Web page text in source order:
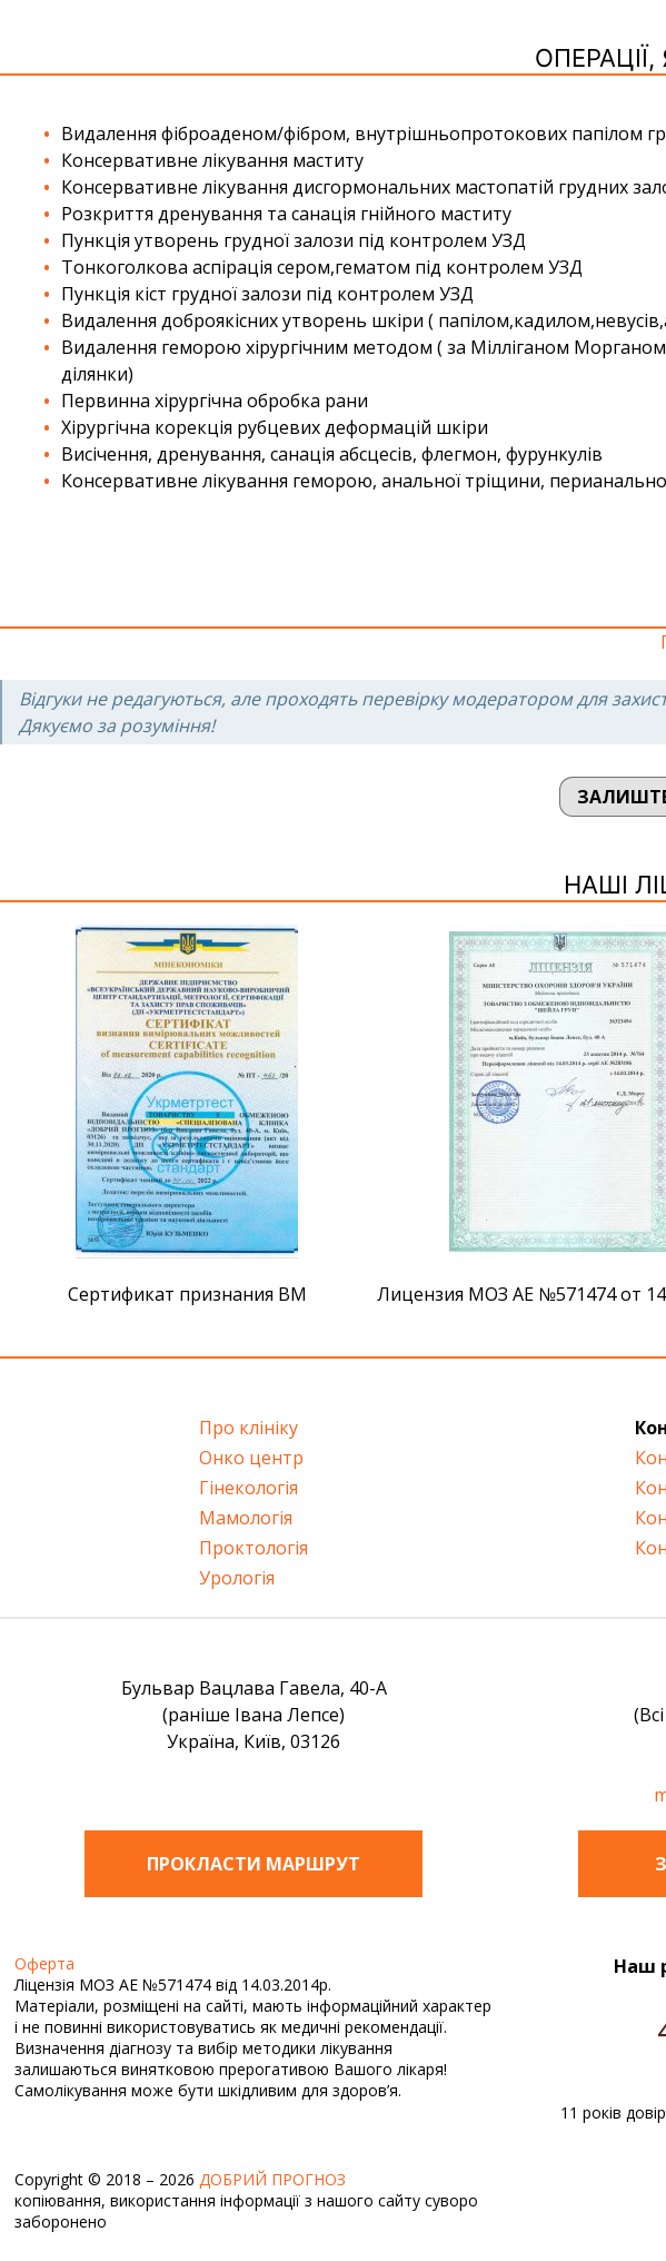
Видалення фіброаденом/фібром, внутрішньопротокових папілом
Консервативне лікування маститу
Консервативне лікування дисгормональних мастопатій грудних
Розкриття дренування та санація гнійного маститу
Пункція утворень грудної залози під контролем УЗД
Тонкоголкова аспірація сером,гематом під контролем УЗД
Пункція кіст грудної залози під контролем УЗД
Видалення доброякісних утворень шкіри (
Видалення геморою хірургічним методом ( за Мілліганом
ділянки)
Первинна хірургічна обробка рани
Хірургічна корекція рубцевих деформацій шкіри
Висічення, дренування, санація абсцесів, флегмон, фурункулів
Консервативне лікування геморою, анальної тріщини,
Відгуки не редагуються, але проходять перевірку модератором для
Дякуємо за розуміння!
НАШІ
Сертификат признания ВМ Лицензия МОЗ АЕ №571474 от
Про клініку
Онко центр
Гінекологія
Мамологія
Проктологія
Урологія
Бульвар Вацлава Гавела, 40-А
(раніше Івана Лепсе)
Україна, Київ, 03126
ПРОКЛАСТИ МАРШРУТ
Оферта
Ліцензія МОЗ АЕ №571474 від 14.03.2014р.
Матеріали, розміщені на сайті, мають інформаційний характер
і не повинні використовуватись як медичні рекомендації.
Визначення діагнозу та вибір методики лікування
залишаються винятковою прерогативою Вашого лікаря!
Самолікування може бути шкідливим для здоров’я.
Copyright © 2018 – 2026ДОБРИЙ ПРОГНОЗ
копіювання, використання інформації з нашого сайту суворо
заборонено
Наш
11 років